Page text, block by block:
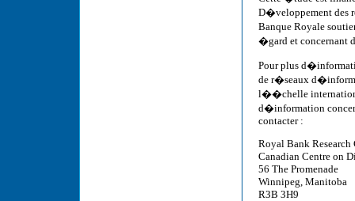
D�veloppement des
Banque Royale
�gard et concernant
Pour plus
de r�seaux
l��chelle
d�information
contacter :
Royal Bank Research
Canadian Centre on
56 The Promenade
Winnipeg, Manitoba
R3B 3H9